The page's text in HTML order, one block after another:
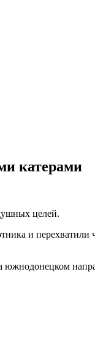
катерами
целей.
и
южнодонецком